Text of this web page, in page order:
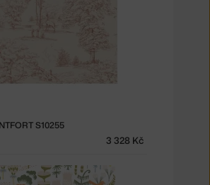
S10255
3 328 Kč